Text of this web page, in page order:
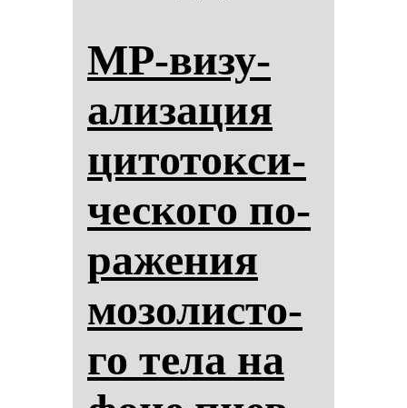
МР-ви­зу­
али­за­ция
ци­то­ток­си­
чес­ко­го по­
ра­же­ния
мо­зо­лис­то­
го те­ла на